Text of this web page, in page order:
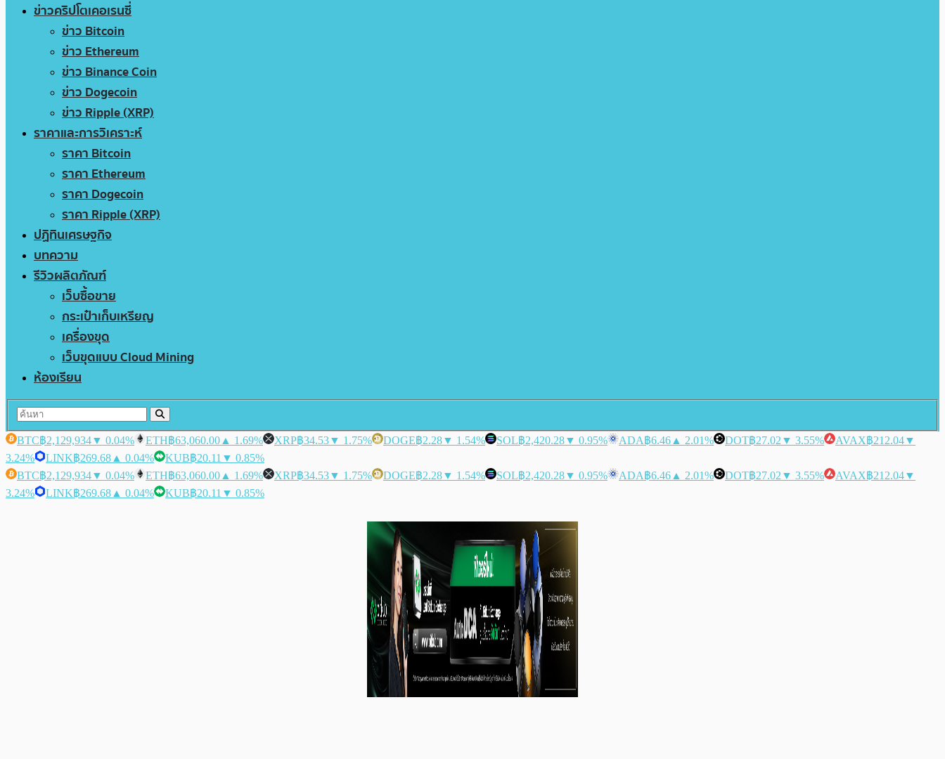
ข่าวคริปโตเคอเรนซี่
ข่าว Bitcoin
ข่าว Ethereum
ข่าว Binance Coin
ข่าว Dogecoin
ข่าว Ripple (XRP)
ราคาและการวิเคราะห์
ราคา Bitcoin
ราคา Ethereum
ราคา Dogecoin
ราคา Ripple (XRP)
ปฏิทินเศรษฐกิจ
บทความ
รีวิวผลิตภัณฑ์
เว็บซื้อขาย
กระเป๋าเก็บเหรียญ
เครื่องขุด
เว็บขุดแบบ Cloud Mining
ห้องเรียน
BTC฿2,129,934▼ 0.04% ETH฿63,060.00 ▲ 1.69% XRP฿34.53▼ 1.75% DOGE฿2.28▼ 1.54% SOL฿2,420.28▼ 0.95% ADA฿6.46 ▲ 2.01% DOT฿27.02 ▼ 3.55% AVAX฿212.04▼
3.24%
LINK฿269.68 ▲ 0.04% KUB฿20.11 ▼ 0.85%
BTC฿2,129,934▼ 0.04% ETH฿63,060.00 ▲ 1.69% XRP฿34.53▼ 1.75% DOGE฿2.28▼ 1.54% SOL฿2,420.28▼ 0.95% ADA฿6.46 ▲ 2.01% DOT฿27.02 ▼ 3.55% AVAX฿212.04▼
3.24%
LINK฿269.68 ▲ 0.04% KUB฿20.11 ▼ 0.85%